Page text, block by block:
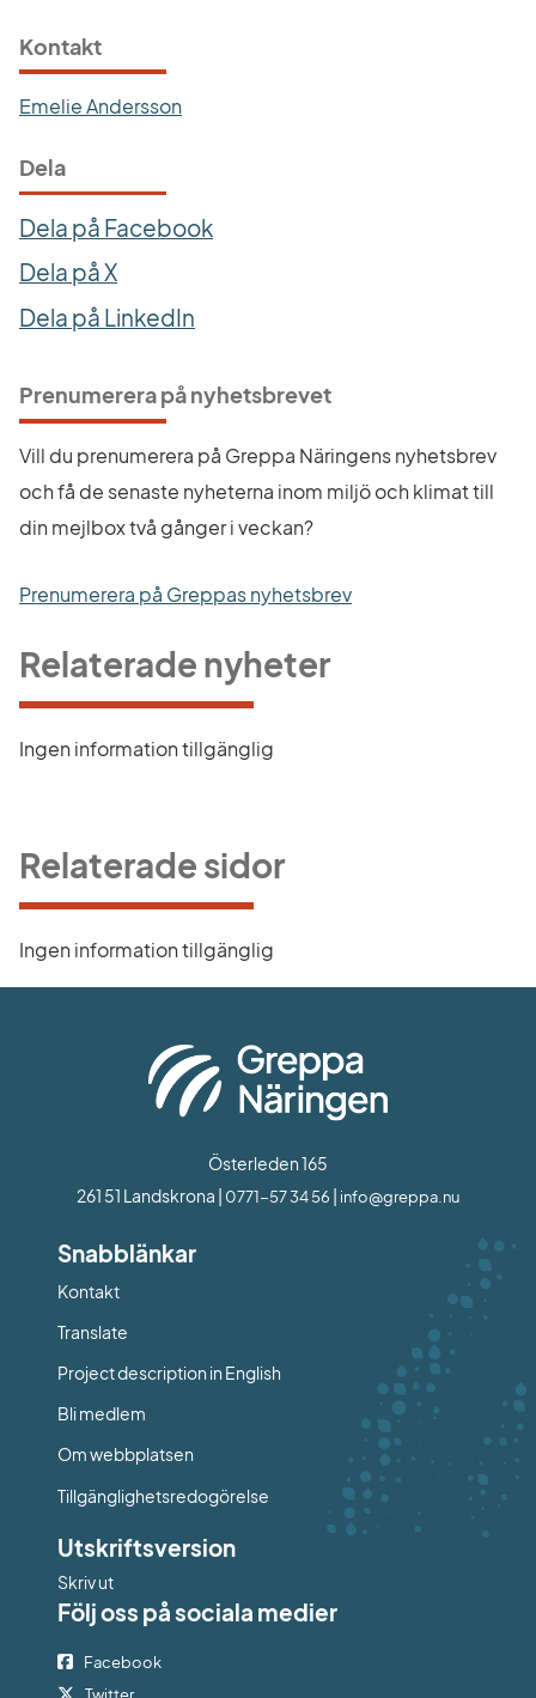
Kontakt
Emelie Andersson
Dela
Dela på Facebook
Dela på X
Dela på LinkedIn
Prenumerera på nyhetsbrevet
Vill du prenumerera på Greppa Näringens nyhetsbrev
och få de senaste nyheterna inom miljö och klimat till
din mejlbox två gånger i veckan?
Prenumerera på Greppas nyhetsbrev
Relaterade nyheter
Ingen information tillgänglig
Relaterade sidor
Ingen information tillgänglig
Österleden 165
261 51 Landskrona | 0771-57 34 56 | info@greppa.nu
Snabblänkar
Kontakt
Translate
Project description in English
Bli medlem
Om webbplatsen
Tillgänglighetsredogörelse
Utskriftsversion
Skriv ut
Följ oss på sociala medier
Facebook